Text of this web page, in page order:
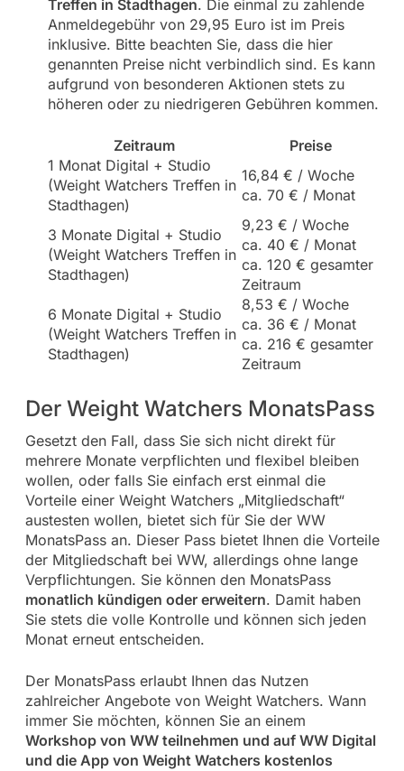
Treffen in Stadthagen. Die einmal zu zahlende
Anmeldegebühr von 29,95 Euro ist im Preis
inklusive. Bitte beachten Sie, dass die hier
genannten Preise nicht verbindlich sind. Es kann
aufgrund von besonderen Aktionen stets zu
höheren oder zu niedrigeren Gebühren kommen.
Zeitraum
Preise
1 Monat Digital + Studio
(Weight Watchers Treffen in
Stadthagen)
16,84 € / Woche
ca. 70 € / Monat
3 Monate Digital + Studio
(Weight Watchers Treffen in
Stadthagen)
9,23 € / Woche
ca. 40 € / Monat
ca. 120 € gesamter
Zeitraum
6 Monate Digital + Studio
(Weight Watchers Treffen in
Stadthagen)
8,53 € / Woche
ca. 36 € / Monat
ca. 216 € gesamter
Zeitraum
Der Weight Watchers MonatsPass
Gesetzt den Fall, dass Sie sich nicht direkt für
mehrere Monate verpflichten und flexibel bleiben
wollen, oder falls Sie einfach erst einmal die
Vorteile einer Weight Watchers „Mitgliedschaft“
austesten wollen, bietet sich für Sie der WW
MonatsPass an. Dieser Pass bietet Ihnen die Vorteile
der Mitgliedschaft bei WW, allerdings ohne lange
Verpflichtungen. Sie können den MonatsPass
monatlich kündigen oder erweitern. Damit haben
Sie stets die volle Kontrolle und können sich jeden
Monat erneut entscheiden.
Der MonatsPass erlaubt Ihnen das Nutzen
zahlreicher Angebote von Weight Watchers. Wann
immer Sie möchten, können Sie an einem
Workshop von WW teilnehmen und auf WW Digital
und die App von Weight Watchers kostenlos